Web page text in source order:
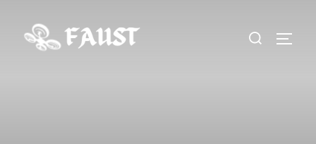
content
Search